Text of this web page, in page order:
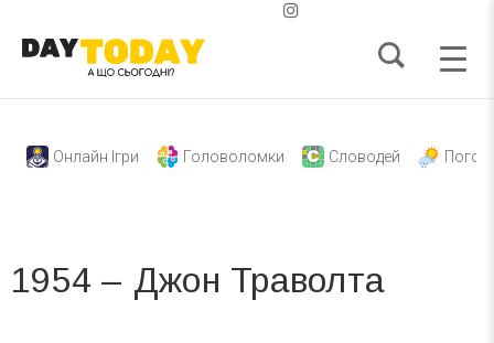
Онлайн Ігри Головоломки Словодей
1954 – Джон Траволта